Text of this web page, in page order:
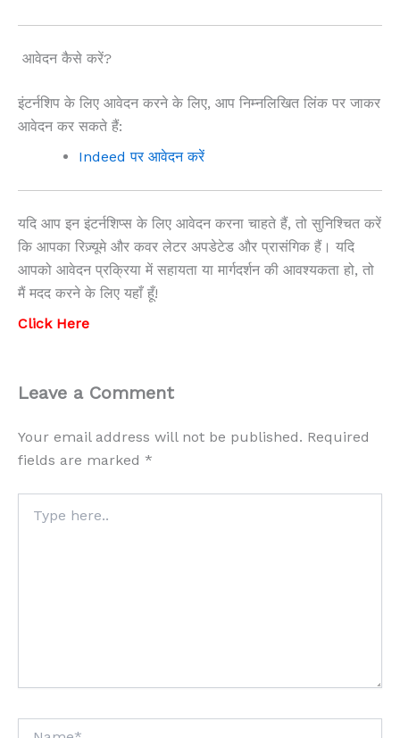
आवेदन कैसे करें?
इंटर्नशिप के लिए आवेदन करने के लिए, आप निम्नलिखित लिंक पर जाकर
आवेदन कर सकते हैं:
Indeed पर आवेदन करें
यदि आप इन इंटर्नशिप्स के लिए आवेदन करना चाहते हैं, तो सुनिश्चित करें
कि आपका रिज़्यूमे और कवर लेटर अपडेटेड और प्रासंगिक हैं। यदि
आपको आवेदन प्रक्रिया में सहायता या मार्गदर्शन की आवश्यकता हो, तो
मैं मदद करने के लिए यहाँ हूँ!
Click Here
Leave a Comment
Your email address will not be published. Required
fields are marked *
here..